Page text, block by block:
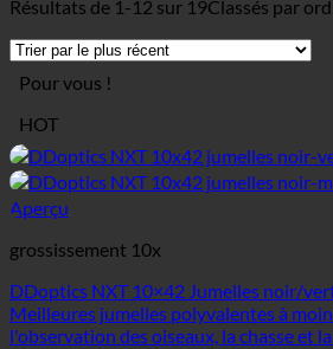
Résultats de 1-12 sur 19Classés par
Pour vous !
HOT
Aperçu
grossissement 10x
DDoptics NXT 10×42 Jumelles noir/
Meilleures jumelles polyvalentes à
l'observation des oiseaux, la chasse et